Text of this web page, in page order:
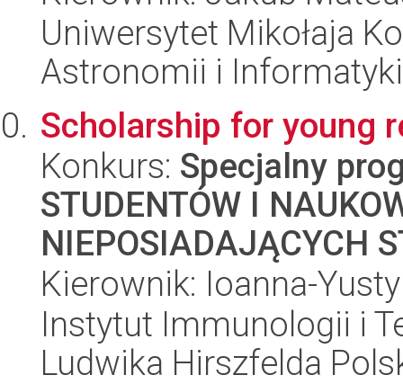
Uniwersytet Mikołaja
Astronomii i
Scholarship for young
Konkurs: Specjalny
STUDENTÓW I
NIEPOSIADAJĄCYCH
Kierownik: Ioanna-
Instytut Immunologii i
Ludwika Hirszfelda